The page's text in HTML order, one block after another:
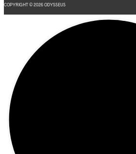
COPYRIGHT © 2026 ODYSSEUS